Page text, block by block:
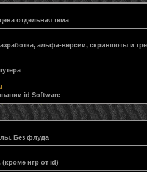
отдельная тема
альфа-версии, скриншоты и
id Software
Без флуда
(кроме игр от id)